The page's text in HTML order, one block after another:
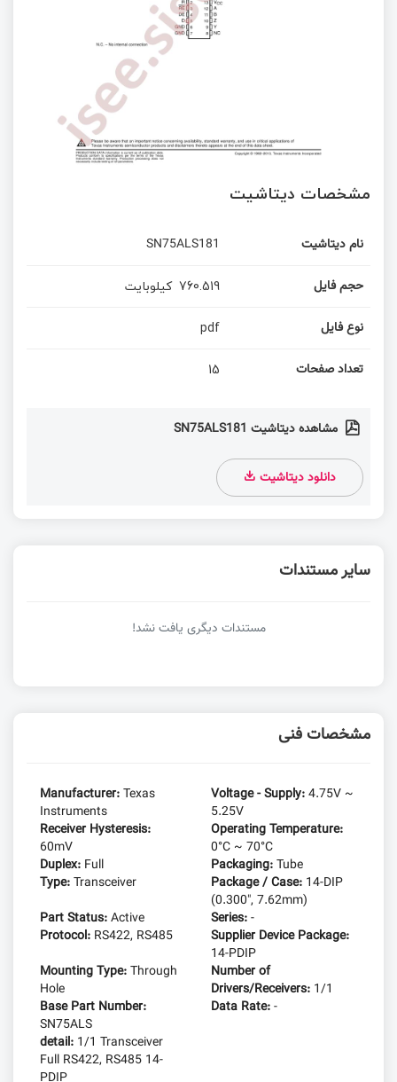
مشخصات دیتاشیت
نام دیتاشیت SN75ALS181
حجم فایل 760.519 کیلوبایت
نوع فایل pdf
تعداد صفحات 15
مشاهده دیتاشیت SN75ALS181
دانلود دیتاشیت
سایر مستندات
مستندات دیگری یافت نشد!
مشخصات فنی
Manufacturer:Texas
Instruments
Voltage - Supply:4.75V ~
5.25V
Receiver Hysteresis:
60mV
Operating Temperature:
0°C ~ 70°C
Duplex: Full Packaging:Tube
Type:Transceiver Package / Case: 14-DIP
(0.300", 7.62mm)
Part Status:Active Series:-
Protocol: RS422, RS485
Supplier Device Package:
14-PDIP
Mounting Type:Through
Hole
Number of
Drivers/Receivers: 1/1
Base Part Number:
SN75ALS
Data Rate:-
detail: 1/1 Transceiver
Full RS422, RS485 14-
PDIP